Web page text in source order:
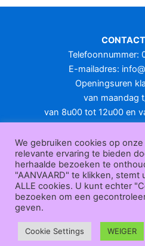
op
de
Telefoonnummer:
E-mailadres:
Openingsuren
van maandag
van 8u00 tot 12u00 en
Over
ons|Bedrijfsgegevens| F.A.Q.|
ending | Retourneren|
ederverkoop|
Algemene voorwaarden
We gebruiken cookies op
relevante ervaring te bieden
herhaalde bezoeken te
"AANVAARD" te klikken,
ALLE cookies. U kunt echter
bezoeken om een
geven.
Cookie Settings WEIGER